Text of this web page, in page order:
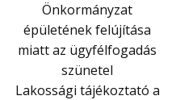
Önkormányzat
épületének felújítása
miatt az ügyfélfogadás
szünetel
Lakossági tájékoztató a